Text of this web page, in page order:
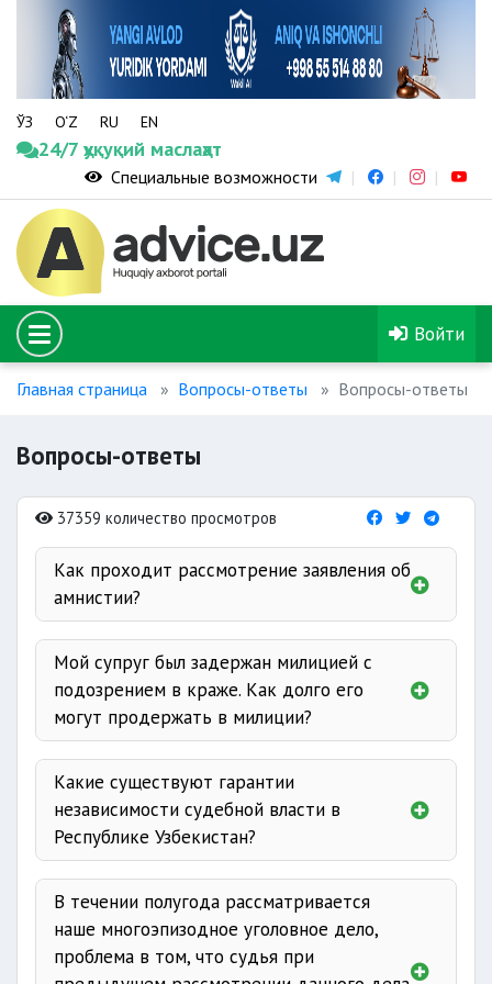
ЎЗ O‘Z RU EN
24/7 ҳуқуқий маслаҳат
Специальные возможности
Войти
Главная страница Вопросы-ответы Вопросы-ответы
Вопросы-ответы
37359 количество просмотров
Как проходит рассмотрение заявления об
амнистии?
Положения
Мой супруг был задержан милицией с
подозрением в краже. Как долго его
могут продержать в милиции?
ст. 226
не более 48 часов
Какие существуют гарантии
независимости судебной власти в
Республике Узбекистан?
Судьинезависимы, подчиняются
только закону. Какое-либо
вмешательство в деятельность
судей по отправлению правосудия
В течении полугода рассматривается
наше многоэпизодное уголовное дело,
проблема в том, что судья при